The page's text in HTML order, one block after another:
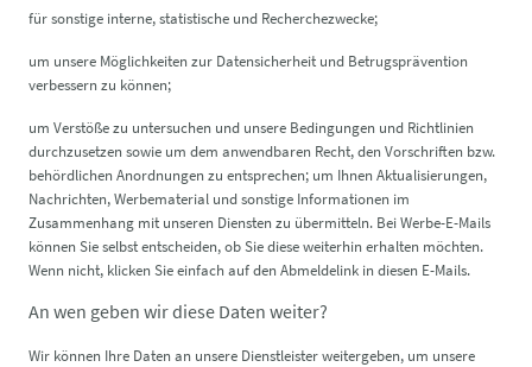
für sonstige interne, statistische und Recherchezwecke;
um unsere Möglichkeiten zur Datensicherheit und Betrugsprävention
verbessern zu können;
um Verstöße zu untersuchen und unsere Bedingungen und Richtlinien
durchzusetzen sowie um dem anwendbaren Recht, den Vorschriften bzw.
behördlichen Anordnungen zu entsprechen; um Ihnen Aktualisierungen,
Nachrichten, Werbematerial und sonstige Informationen im
Zusammenhang mit unseren Diensten zu übermitteln. Bei Werbe-E-Mails
können Sie selbst entscheiden, ob Sie diese weiterhin erhalten möchten.
Wenn nicht, klicken Sie einfach auf den Abmeldelink in diesen E-Mails.
An wen geben wir diese Daten weiter?
Wir können Ihre Daten an unsere Dienstleister weitergeben, um unsere